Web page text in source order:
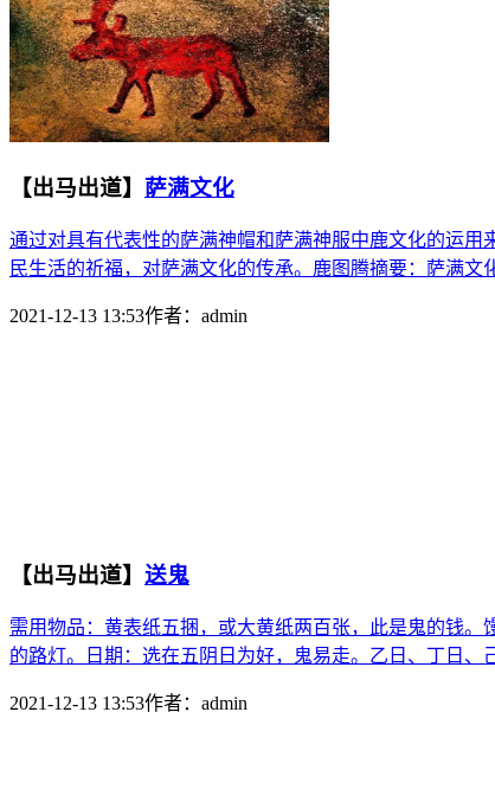
【出马出道】 萨满文化
通过对具有代表性的萨满神帽和萨满神服中鹿文化的运
民生活的祈福，对萨满文化的传承。鹿图腾摘要：萨满文
2021-12-13 13:53作者： admin
【出马出道】 送鬼
需用物品：黄表纸五捆，或大黄纸两百张，此是鬼的钱
的路灯。日期：选在五阴日为好，鬼易走。乙日、丁日、
2021-12-13 13:53作者： admin